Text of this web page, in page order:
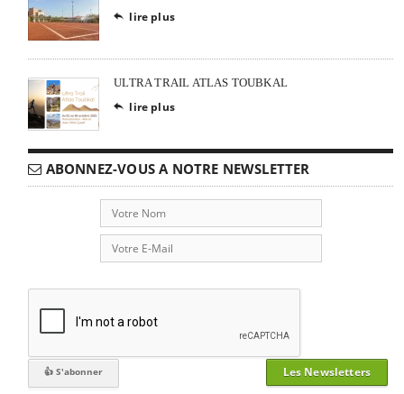
 lire plus
ULTRA TRAIL ATLAS TOUBKAL
 lire plus
ABONNEZ-VOUS A NOTRE NEWSLETTER
Les Newsletters